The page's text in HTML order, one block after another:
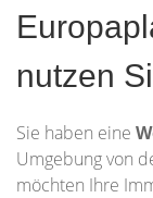
nutzen
Sie haben eine
Umgebung von
möchten Ihre